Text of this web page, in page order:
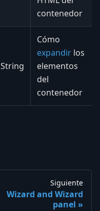
contenedor
String
Cómo
expandir los
elementos
del
contenedor
Siguiente
Wizard and Wizard
panel